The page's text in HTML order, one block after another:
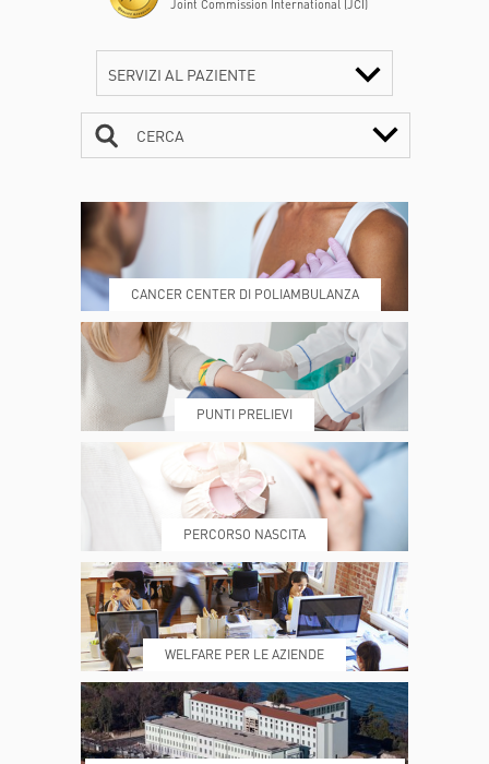
Joint Commission International (JCI)
SERVIZI AL PAZIENTE
DOVE SIAMO ESAMI E VISITE
PRENOTA MY POLI
REFERTI REPARTI
CERCA
CANCER CENTER DI POLIAMBULANZA
PUNTI PRELIEVI
PERCORSO NASCITA
WELFARE PER LE AZIENDE